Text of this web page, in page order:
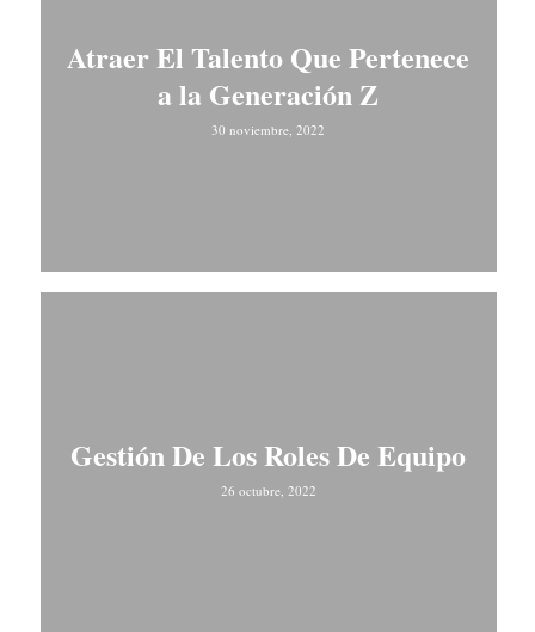
Atraer El Talento Que Pertenece
a la Generación Z
30 noviembre, 2022
Gestión De Los Roles De Equipo
26 octubre, 2022